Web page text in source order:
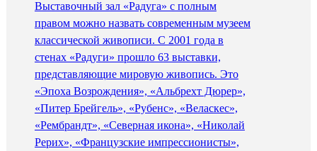
Выставочный зал «Радуга» с полным
правом можно назвать современным музеем
классической живописи. С 2001 года в
стенах «Радуги» прошло 63 выставки,
представляющие мировую живопись. Это
«Эпоха Возрождения», «Альбрехт Дюрер»,
«Питер Брейгель», «Рубенс», «Веласкес»,
«Рембрандт», «Северная икона», «Николай
Рерих», «Французские импрессионисты»,